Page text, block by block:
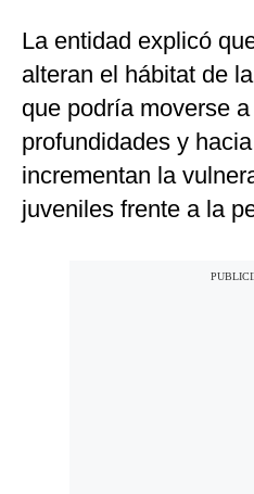
La entidad explicó
alteran el hábitat de
que podría moverse
profundidades y
incrementan la
juveniles frente a la